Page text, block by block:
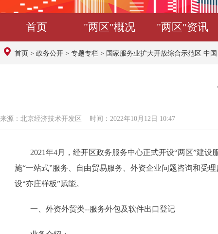
首页 "两区"概况 "两区"资讯
首页 > 政务公开 > 专题专栏 > 国家服务业扩大开放综合示范区 中
来源：北京经济技术开发区 时间：2022年10月12日 10:47
2021年4月，经开区政务服务中心正式开设“两区”建设
施“一站式”服务、自由贸易服务、外资企业问题咨询和受
设“亦庄样板”赋能。
一、外资外贸类--服务外包及软件出口登记